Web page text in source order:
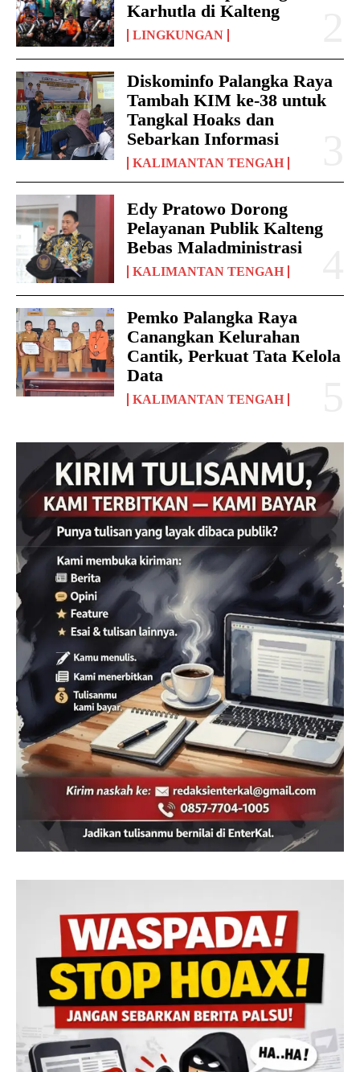
Karhutla di Kalteng
LINGKUNGAN
Diskominfo Palangka Raya
Tambah KIM ke-38 untuk
Tangkal Hoaks dan
Sebarkan Informasi
KALIMANTAN TENGAH
Edy Pratowo Dorong
Pelayanan Publik Kalteng
Bebas Maladministrasi
KALIMANTAN TENGAH
Pemko Palangka Raya
Canangkan Kelurahan
Cantik, Perkuat Tata Kelola
Data
KALIMANTAN TENGAH